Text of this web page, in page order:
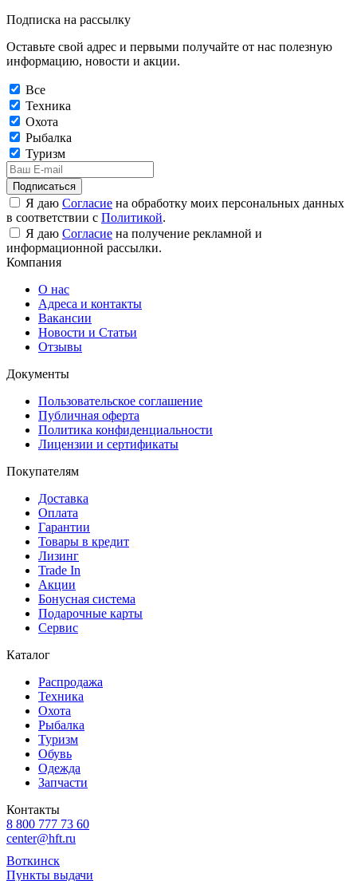
Подписка на рассылку
Оставьте свой адрес и первыми получайте от нас полезную
информацию, новости и акции.
Все
Техника
Охота
Рыбалка
Туризм
Подписаться
Я даю Согласие на обработку моих персональных данных
в соответствии с Политикой.
Я даю Согласие на получение рекламной и
информационной рассылки.
Компания
О нас
Адреса и контакты
Вакансии
Новости и Статьи
Отзывы
Документы
Пользовательское соглашение
Публичная оферта
Политика конфиденциальности
Лицензии и сертификаты
Покупателям
Доставка
Оплата
Гарантии
Товары в кредит
Лизинг
Trade In
Акции
Бонусная система
Подарочные карты
Сервис
Каталог
Распродажа
Техника
Охота
Рыбалка
Туризм
Обувь
Одежда
Запчасти
Контакты
8 800 777 73 60
center@hft.ru
Воткинск
Пункты выдачи